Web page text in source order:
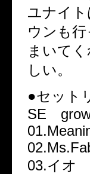
ユナイ
ウンも
まいて
しい。
●セット
SE grow
03.イオ